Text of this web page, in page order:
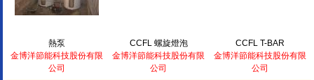
熱泵
金博洋節能科技股份有限
公司
CCFL 螺旋燈泡
金博洋節能科技股份有限
公司
CCFL T-BAR
金博洋節能科技股份有限
公司